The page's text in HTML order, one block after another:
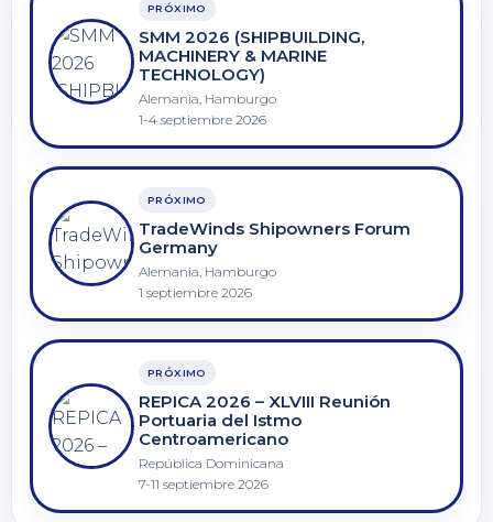
PRÓXIMO
SMM 2026 (SHIPBUILDING,
MACHINERY & MARINE
TECHNOLOGY)
Alemania, Hamburgo
1-4 septiembre 2026
PRÓXIMO
TradeWinds Shipowners Forum
Germany
Alemania, Hamburgo
1 septiembre 2026
PRÓXIMO
REPICA 2026 – XLVIII Reunión
Portuaria del Istmo
Centroamericano
República Dominicana
7-11 septiembre 2026